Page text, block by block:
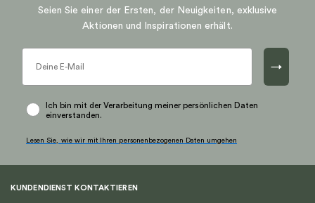
der
Produktseite
gewählt
werden
Seien Sie einer der Ersten, der Neuigkeiten, exklusive
Aktionen und Inspirationen erhält.
→
Ich bin mit der Verarbeitung meiner persönlichen Daten
einverstanden.
Lesen Sie, wie wir mit Ihren personenbezogenen Daten umgehen
KUNDENDIENST KONTAKTIEREN